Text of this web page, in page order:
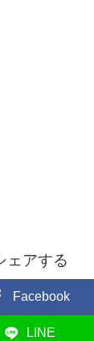
ェアする
Facebook
LINE